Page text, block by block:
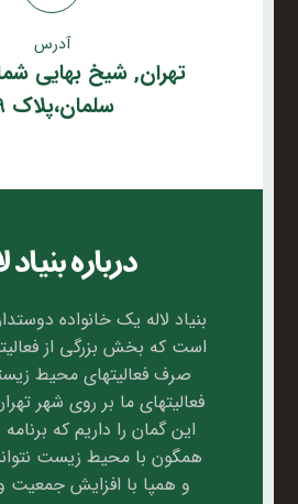
آدرس
تهران, شیخ بهایی
سلمان،پلاک ۱۹
درباره بنیاد
بنیاد لاله یک خانواده
است که بخش بزرگی از
صرف فعالیتهای محیط
فعالیتهای ما بر روی شهر
این گمان را داریم که
همگون با محیط زیست
و همپا با افزایش جمعیت